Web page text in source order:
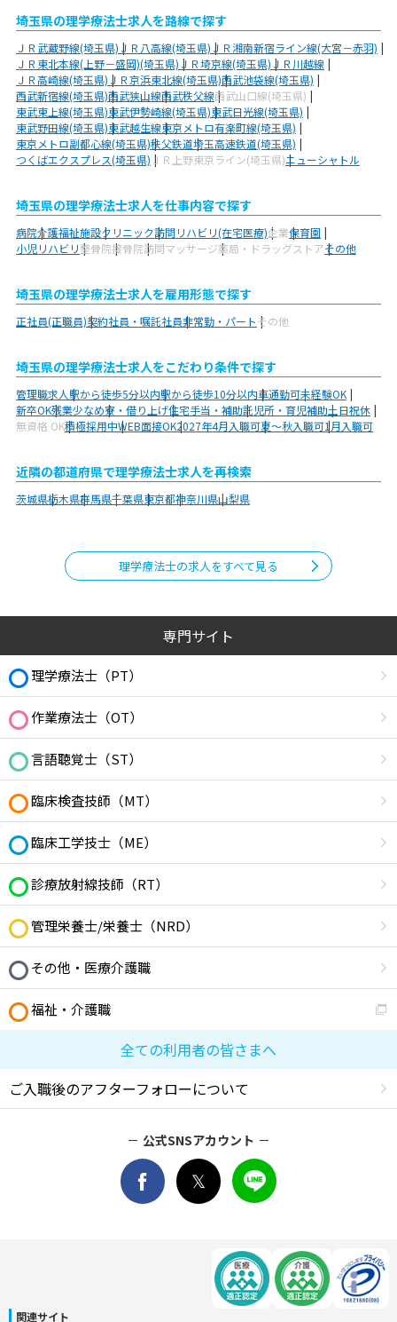
埼玉県の理学療法士求人を路線で探す
ＪＲ武蔵野線(埼玉県)ＪＲ八高線(埼玉県)ＪＲ湘南新宿ライン線(大宮－赤羽)
ＪＲ東北本線(上野－盛岡)(埼玉県)ＪＲ埼京線(埼玉県)ＪＲ川越線
ＪＲ高崎線(埼玉県)ＪＲ京浜東北線(埼玉県)西武池袋線(埼玉県)
西武新宿線(埼玉県)西武狭山線西武秩父線西武山口線(埼玉県)
東武東上線(埼玉県)東武伊勢崎線(埼玉県)東武日光線(埼玉県)
東武野田線(埼玉県)東武越生線東京メトロ有楽町線(埼玉県)
東京メトロ副都心線(埼玉県)秩父鉄道埼玉高速鉄道(埼玉県)
つくばエクスプレス(埼玉県) ＪＲ上野東京ライン(埼玉県)ニューシャトル
埼玉県の理学療法士求人を仕事内容で探す
病院介護福祉施設クリニック訪問リハビリ(在宅医療)企業保育園
小児リハビリ整骨院接骨院訪問マッサージ薬局・ドラッグストアその他
埼玉県の理学療法士求人を雇用形態で探す
正社員(正職員)契約社員・嘱託社員非常勤・パートその他
埼玉県の理学療法士求人をこだわり条件で探す
管理職求人駅から徒歩5分以内駅から徒歩10分以内車通勤可未経験OK
新卒OK残業少なめ寮・借り上げ住宅手当・補助託児所・育児補助土日祝休
無資格 OK積極採用中WEB面接OK2027年4月入職可夏～秋入職可1月入職可
近隣の都道府県で理学療法士求人を再検索
茨城県栃木県群馬県千葉県東京都神奈川県山梨県
理学療法士の求人をすべて見る
専門サイト
理学療法士（PT）
作業療法士（OT）
言語聴覚士（ST）
臨床検査技師（MT）
臨床工学技士（ME）
診療放射線技師（RT）
管理栄養士/栄養士（NRD）
その他・医療介護職
福祉・介護職
全ての利用者の皆さまへ
ご入職後のアフターフォローについて
公式SNSアカウント
関連サイト